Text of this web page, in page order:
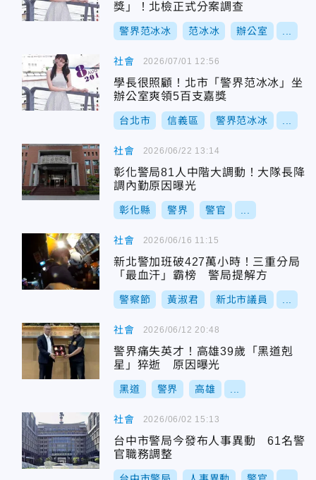
獎」！北檢正式分案調查
警界范冰冰 范冰冰 辦公室
社會
學長很照顧！北市「警界范冰冰」坐
辦公室爽領5百支嘉獎
台北市 信義區 警界范冰冰
2026/07/01 12:56
社會
彰化警局81人中階大調動！大隊長降
調內勤原因曝光
彰化縣 警界 警官
2026/06/22 13:14
社會
新北警加班破427萬小時！三重分局
「最血汗」霸榜 警局提解方
警察節 黃淑君 新北市議員
2026/06/16 11:15
社會
警界痛失英才！高雄39歲「黑道剋
星」猝逝 原因曝光
黑道 警界 高雄
2026/06/12 20:48
社會
台中市警局今發布人事異動 61名警
官職務調整
2026/06/02 15:13